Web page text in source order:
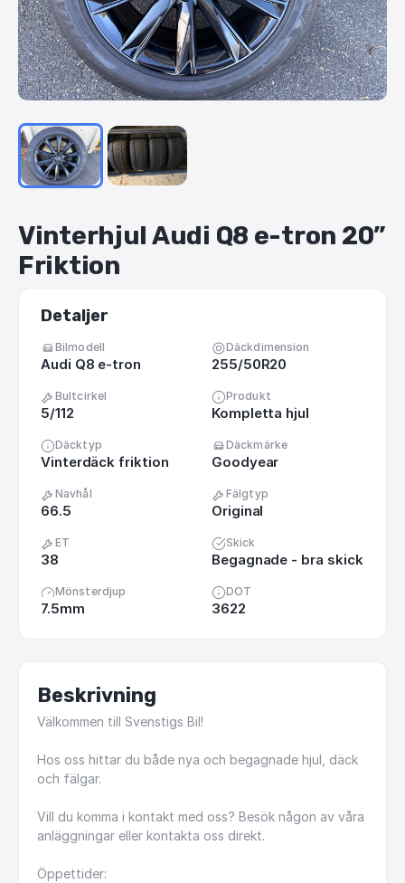
Vinterhjul Audi Q8 e-tron 20”
Friktion
Detaljer
Bilmodell
Audi Q8 e-tron
Däckdimension
255/50R20
Bultcirkel
5/112
Produkt
Kompletta hjul
Däcktyp
Vinterdäck friktion
Däckmärke
Goodyear
Navhål
66.5
Fälgtyp
Original
ET
38
Skick
Begagnade - bra skick
Mönsterdjup
7.5mm
DOT
3622
Beskrivning
Välkommen till Svenstigs Bil!
Hos oss hittar du både nya och begagnade hjul, däck
och fälgar.
Vill du komma i kontakt med oss? Besök någon av våra
anläggningar eller kontakta oss direkt.
Öppettider: